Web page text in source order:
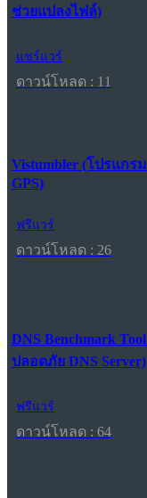
ช่วยแปลงไฟล์)
แชร์แวร์
ดาวน์โหลด : 11
Vistumbler (โปรแกร
GPS)
ฟรีแวร์
ดาวน์โหลด : 26
DNS Benchmark
ปลอดภัย DNS Server)
ฟรีแวร์
ดาวน์โหลด : 64